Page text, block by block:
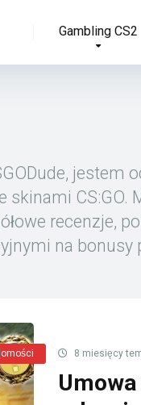
Gambling CS2
jestem
skinami
recenzje,
na bonusy
8 miesięcy